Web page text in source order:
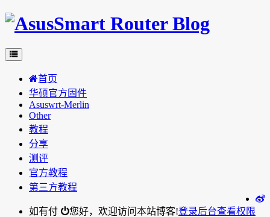
首页
华硕官方固件
Asuswrt-Merlin
Other
教程
分享
测评
官方教程
第三方教程
您好，欢迎访问本站博客!登录后台查看权限
如有付